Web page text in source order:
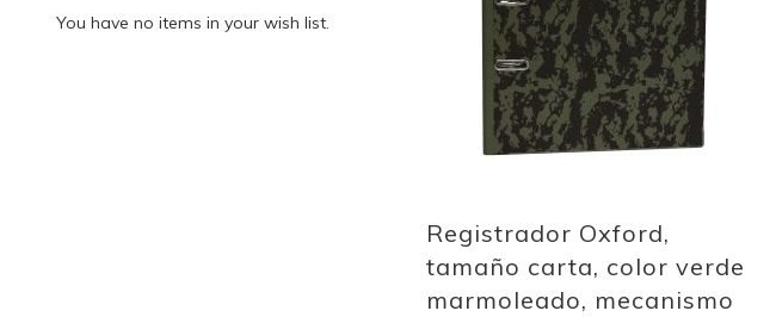
Registrador Oxford,
tamaño carta, color verde
marmoleado, mecanismo
You have no items in your wish list.